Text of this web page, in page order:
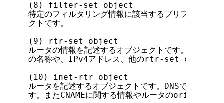
(8) filter-set object
特定のフィルタリング情報に該当するプリフィック
クトです。
(9) rtr-set object
ルータの情報を記述するオブジェクトです。
の名称や、IPv4アドレス、他のrtr-set objectの
(10) inet-rtr object
ルータを記述するオブジェクトです。DNSで名前解決
す。またCNAMEに関する情報やルータのorigin AS